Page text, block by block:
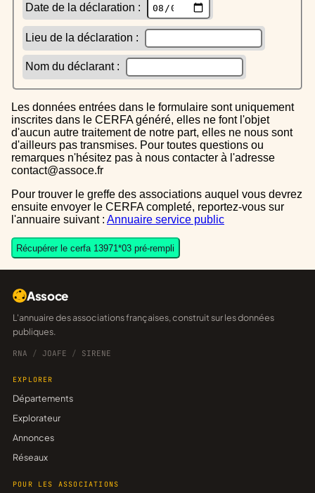
Date de la déclaration :
Lieu de la déclaration :
Nom du déclarant :
Les données entrées dans le formulaire sont uniquement
inscrites dans le CERFA généré, elles ne font l'objet
d'aucun autre traitement de notre part, elles ne nous sont
d'ailleurs pas transmises. Pour toutes questions ou
remarques n'hésitez pas à nous contacter à l'adresse
contact@assoce.fr
Pour trouver le greffe des associations auquel vous devrez
ensuite envoyer le CERFA completé, reportez-vous sur
l'annuaire suivant : Annuaire service public
Récupérer le cerfa 13971*03 pré-rempli
Assoce
L'annuaire des associations françaises, construit sur les données
publiques.
RNA / JOAFE / SIRENE
EXPLORER
Départements
Explorateur
Annonces
Réseaux
POUR LES ASSOCIATIONS